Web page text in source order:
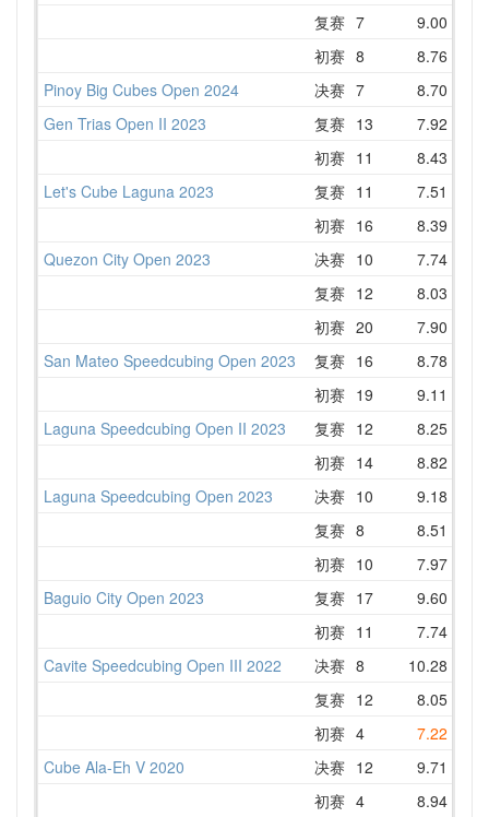
复赛 7 9.00
初赛 8 8.76
Pinoy Big Cubes Open 2024
决赛 7 8.70
Gen Trias Open II 2023
复赛 13 7.92
初赛 11 8.43
Let's Cube Laguna 2023
复赛 11 7.51
初赛 16 8.39
Quezon City Open 2023
决赛 10 7.74
复赛 12 8.03
初赛 20 7.90
San Mateo Speedcubing Open 2023
复赛 16 8.78
初赛 19 9.11
Laguna Speedcubing Open II 2023
复赛 12 8.25
初赛 14 8.82
Laguna Speedcubing Open 2023
决赛 10 9.18
复赛 8 8.51
初赛 10 7.97
Baguio City Open 2023
复赛 17 9.60
初赛 11 7.74
Cavite Speedcubing Open III 2022
决赛 8 10.28
复赛 12 8.05
初赛 4 7.22
Cube Ala-Eh V 2020
决赛 12 9.71
初赛 4 8.94